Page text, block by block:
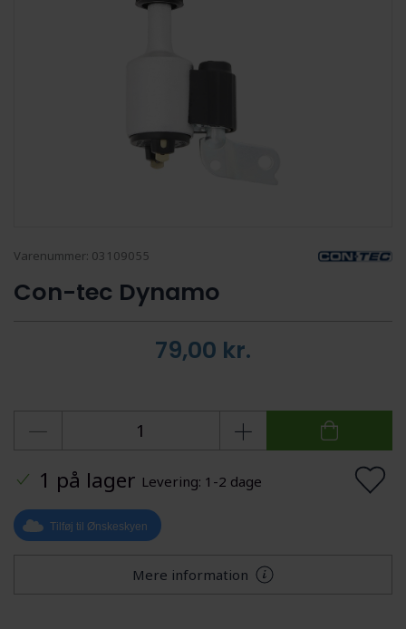
Varenummer: 03109055
Con-tec Dynamo
79,00 kr.
1 på lager Levering: 1-2 dage
Tilføj til Ønskeskyen
Mere information